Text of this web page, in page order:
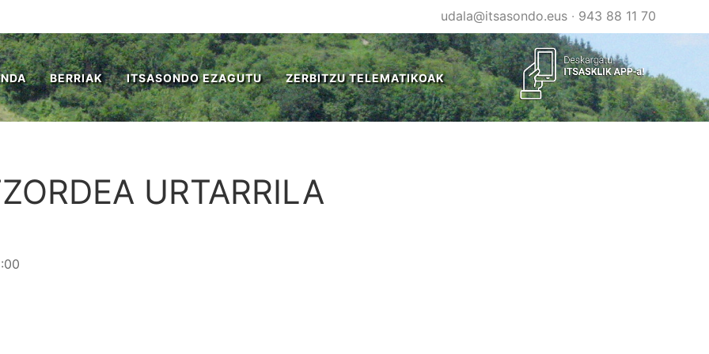
udala@itsasondo.eus· 943 88 11 70
BERRIAK ITSASONDO EZAGUTU ZERBITZU TELEMATIKOAK
URTARRILA